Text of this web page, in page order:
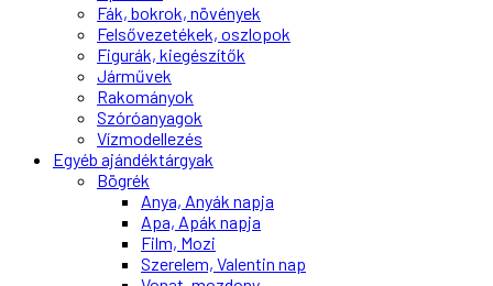
Fák, bokrok, növények
Felsővezetékek, oszlopok
Figurák, kiegészítők
Járművek
Rakományok
Szóróanyagok
Vízmodellezés
Egyéb ajándéktárgyak
Bögrék
Anya, Anyák napja
Apa, Apák napja
Film, Mozi
Szerelem, Valentin nap